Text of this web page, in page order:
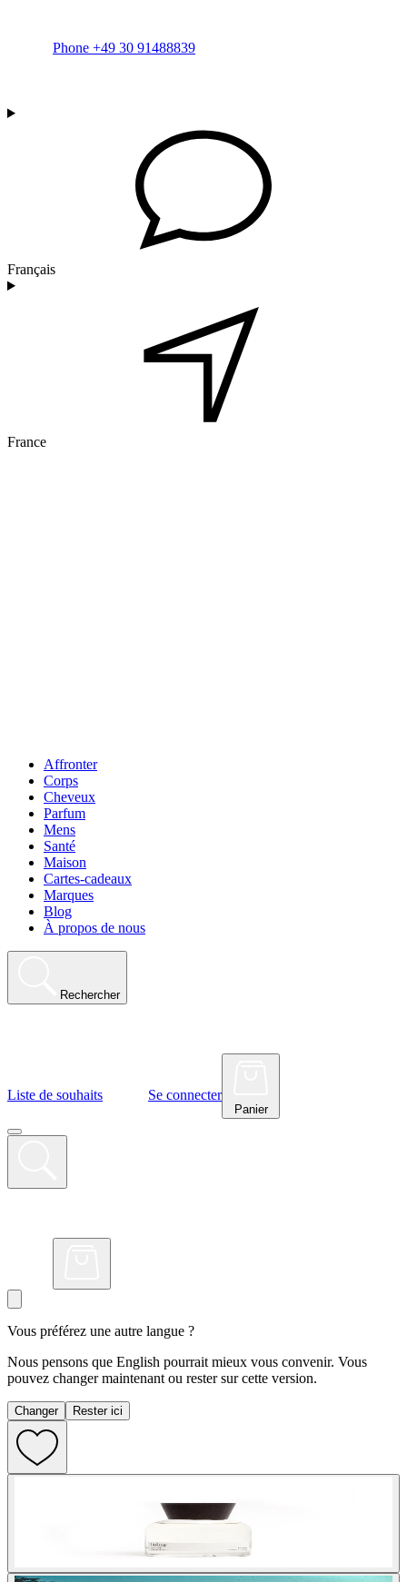
Phone +49 30 91488839
Français
France
Affronter
Corps
Cheveux
Parfum
Mens
Santé
Maison
Cartes-cadeaux
Marques
Blog
À propos de nous
Rechercher
Liste de souhaits Se connecter
Panier
Vous préférez une autre langue ?
Nous pensons que English pourrait mieux vous convenir. Vous
pouvez changer maintenant ou rester sur cette version.
Changer Rester ici